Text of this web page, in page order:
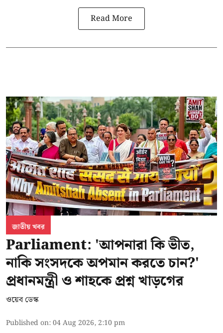
Read More
জাতীয় খবর
Parliament: 'আপনারা কি ভীত,
নাকি সংসদকে অপমান করতে চান?'
প্রধানমন্ত্রী ও শাহকে প্রশ্ন খাড়গের
ওয়েব ডেস্ক
Published on:04 Aug 2026, 2:10 pm